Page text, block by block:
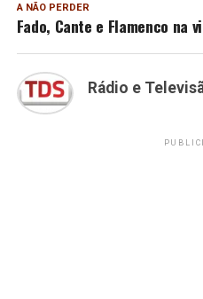
A NÃO PERDER
Fado, Cante e Flamenco na
Rádio e